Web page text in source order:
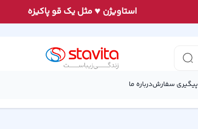
استاويژن ♥مثل يک قو پاكيزه
پیگیری سفارشدرباره ما